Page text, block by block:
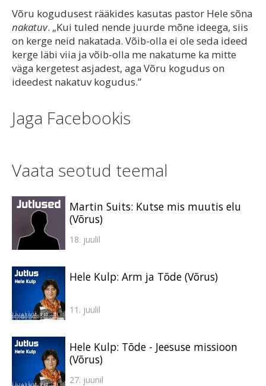
Võru kogudusest rääkides kasutas pastor Hele sõna
nakatuv. „Kui tuled nende juurde mõne ideega, siis
on kerge neid nakatada. Võib-olla ei ole seda ideed
kerge läbi viia ja võib-olla me nakatume ka mitte
väga kergetest asjadest, aga Võru kogudus on
ideedest nakatuv kogudus.”
Jaga Facebookis
Vaata seotud teemal
Martin Suits: Kutse mis muutis elu
(Võrus)
18. juulil
Hele Kulp: Arm ja Tõde (Võrus)
11. juulil
Hele Kulp: Tõde - Jeesuse missioon
(Võrus)
27. juunil